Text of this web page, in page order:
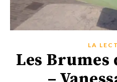
LA
Les Brumes